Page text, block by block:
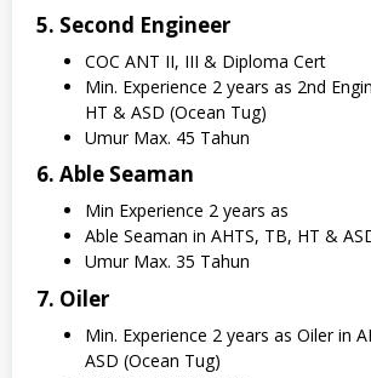
5. Second Engineer
COC ANT II, III & Diploma Cert
Min. Experience 2 years as 2nd
HT & ASD (Ocean Tug)
Umur Max. 45 Tahun
6. Able Seaman
Min Experience 2 years as
Able Seaman in AHTS, TB, HT &
Umur Max. 35 Tahun
7. Oiler
Min. Experience 2 years as Oiler in
ASD (Ocean Tug)